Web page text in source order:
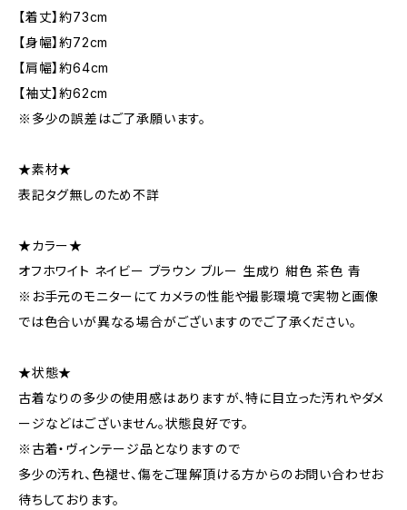
【着丈】約73cm
【身幅】約72cm
【肩幅】約64cm
【袖丈】約62cm
※多少の誤差はご了承願います。
★素材★
表記タグ無しのため不詳
★カラー★
オフホワイト ネイビー ブラウン ブルー 生成り 紺色 茶色 青
※お手元のモニターにてカメラの性能や撮影環境で実物と画像
では色合いが異なる場合がございますのでご了承ください。
★状態★
古着なりの多少の使用感はありますが、特に目立った汚れやダメ
ージなどはございません。状態良好です。
※古着・ヴィンテージ品となりますので
多少の汚れ、色褪せ、傷をご理解頂ける方からのお問い合わせお
待ちしております。